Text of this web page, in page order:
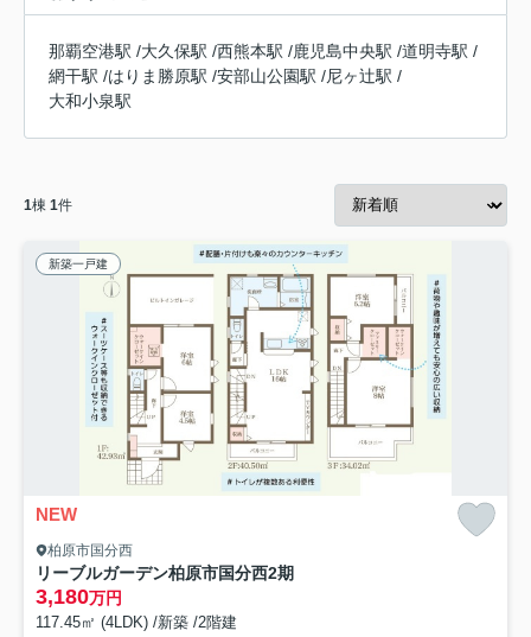
那覇空港駅 /大久保駅 /西熊本駅 /鹿児島中央駅 /道明寺駅 /
網干駅 /はりま勝原駅 /安部山公園駅 /尼ヶ辻駅 /
大和小泉駅
1棟 1件
新築一戸建
NEW
柏原市国分西
リーブルガーデン柏原市国分西2期
3,180万円
117.45㎡ (4LDK) /新築 /2階建